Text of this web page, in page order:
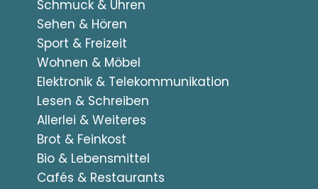
Schmuck & Uhren
Sehen & Hören
Sport & Freizeit
Wohnen & Möbel
Elektronik & Telekommunikation
Lesen & Schreiben
Allerlei & Weiteres
Brot & Feinkost
Bio & Lebensmittel
Cafés & Restaurants